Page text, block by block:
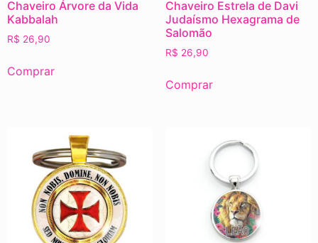
Chaveiro Árvore da Vida
Kabbalah
R$ 26,90
Comprar
Chaveiro Estrela de Davi
Judaísmo Hexagrama de
Salomão
R$ 26,90
Comprar